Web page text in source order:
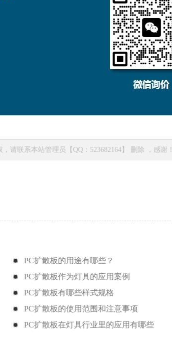
请联系本站管理员【QQ：523682164】 删除 ，感谢！
PC扩散板的用途有哪些？
PC扩散板作为灯具的应用案例
PC扩散板有哪些样式规格
PC扩散板的使用范围和注意事项
PC扩散板在灯具行业里的应用有哪些